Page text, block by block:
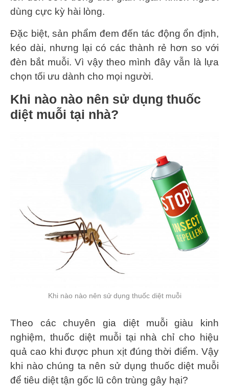
dùng cực kỳ hài lòng.
Đặc biệt, sản phẩm đem đến tác động ổn định,
kéo dài, nhưng lại có các thành rẻ hơn so với
đèn bắt muỗi. Vì vậy theo mình đây vẫn là lựa
chọn tối ưu dành cho mọi người.
Khi nào nào nên sử dụng thuốc
diệt muỗi tại nhà?
Khi nào nào nên sử dụng thuốc diệt muỗi
Theo các chuyên gia diệt muỗi giàu kinh
nghiệm, thuốc diệt muỗi tại nhà chỉ cho hiệu
quả cao khi được phun xịt đúng thời điểm. Vậy
khi nào chúng ta nên sử dụng thuốc diệt muỗi
để tiêu diệt tận gốc lũ côn trùng gây hại?